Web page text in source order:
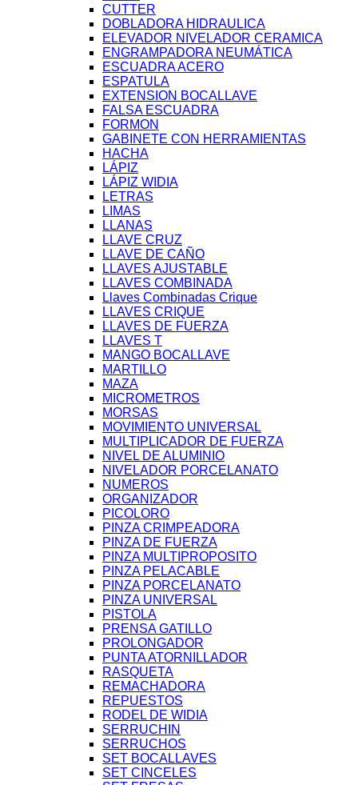
CUTTER
DOBLADORA HIDRAULICA
ELEVADOR NIVELADOR CERAMICA
ENGRAMPADORA NEUMÁTICA
ESCUADRA ACERO
ESPATULA
EXTENSION BOCALLAVE
FALSA ESCUADRA
FORMON
GABINETE CON HERRAMIENTAS
HACHA
LÁPIZ
LÁPIZ WIDIA
LETRAS
LIMAS
LLANAS
LLAVE CRUZ
LLAVE DE CAÑO
LLAVES AJUSTABLE
LLAVES COMBINADA
Llaves Combinadas Crique
LLAVES CRIQUE
LLAVES DE FUERZA
LLAVES T
MANGO BOCALLAVE
MARTILLO
MAZA
MICROMETROS
MORSAS
MOVIMIENTO UNIVERSAL
MULTIPLICADOR DE FUERZA
NIVEL DE ALUMINIO
NIVELADOR PORCELANATO
NUMEROS
ORGANIZADOR
PICOLORO
PINZA CRIMPEADORA
PINZA DE FUERZA
PINZA MULTIPROPOSITO
PINZA PELACABLE
PINZA PORCELANATO
PINZA UNIVERSAL
PISTOLA
PRENSA GATILLO
PROLONGADOR
PUNTA ATORNILLADOR
RASQUETA
REMACHADORA
REPUESTOS
RODEL DE WIDIA
SERRUCHIN
SERRUCHOS
SET BOCALLAVES
SET CINCELES